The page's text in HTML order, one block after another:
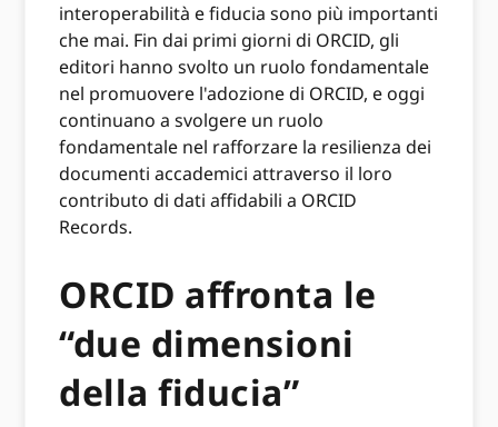
interoperabilità e fiducia sono più importanti
che mai. Fin dai primi giorni di ORCID, gli
editori hanno svolto un ruolo fondamentale
nel promuovere l'adozione di ORCID, e oggi
continuano a svolgere un ruolo
fondamentale nel rafforzare la resilienza dei
documenti accademici attraverso il loro
contributo di dati affidabili a ORCID
Records.
ORCID affronta le
“due dimensioni
della fiducia”